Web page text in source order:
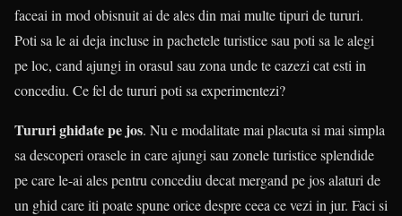
faceai in mod obisnuit ai de ales din mai multe tipuri de tururi.
Poti sa le ai deja incluse in pachetele turistice sau poti sa le alegi
pe loc, cand ajungi in orasul sau zona unde te cazezi cat esti in
concediu. Ce fel de tururi poti sa experimentezi?
Tururi ghidate pe jos. Nu e modalitate mai placuta si mai simpla
sa descoperi orasele in care ajungi sau zonele turistice splendide
pe care le-ai ales pentru concediu decat mergand pe jos alaturi de
un ghid care iti poate spune orice despre ceea ce vezi in jur. Faci si